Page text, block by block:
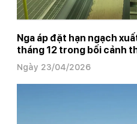
Nga áp đặt hạn ngạch
tháng 12 trong bối cảnh
Ngày 23/04/2026